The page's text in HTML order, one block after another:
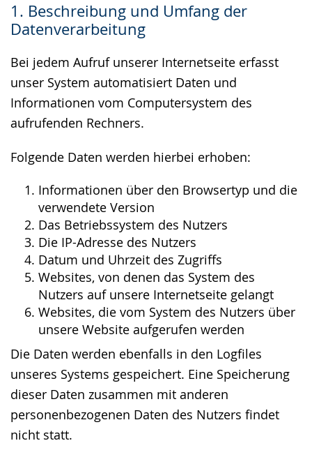
1. Beschreibung und Umfang der
Datenverarbeitung
Bei jedem Aufruf unserer Internetseite erfasst
unser System automatisiert Daten und
Informationen vom Computersystem des
aufrufenden Rechners.
Folgende Daten werden hierbei erhoben:
Informationen über den Browsertyp und die
verwendete Version
Das Betriebssystem des Nutzers
Die IP-Adresse des Nutzers
Datum und Uhrzeit des Zugriffs
Websites, von denen das System des
Nutzers auf unsere Internetseite gelangt
Websites, die vom System des Nutzers über
unsere Website aufgerufen werden
Die Daten werden ebenfalls in den Logfiles
unseres Systems gespeichert. Eine Speicherung
dieser Daten zusammen mit anderen
personenbezogenen Daten des Nutzers findet
nicht statt.
Gebärdensprache
wird
angezeigt.